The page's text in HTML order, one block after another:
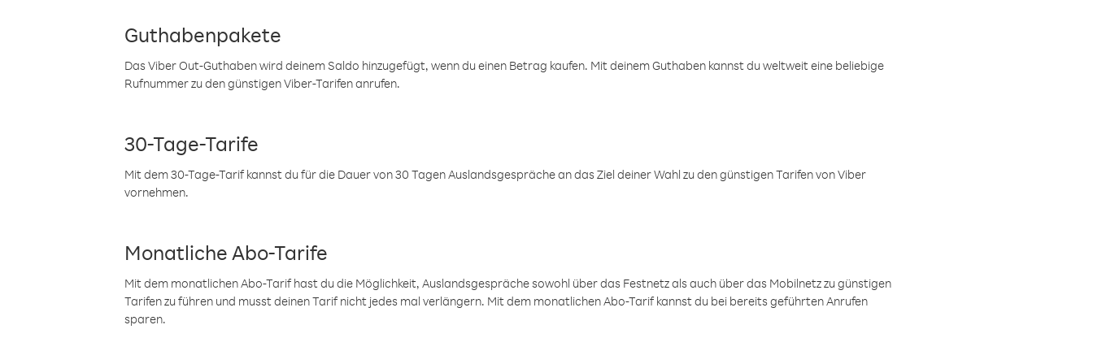
Guthabenpakete
Das Viber Out-Guthaben wird deinem Saldo hinzugefügt, wenn du einen Betrag kaufen. Mit deinem Guthaben kannst du weltweit eine beliebige
Rufnummer zu den günstigen Viber-Tarifen anrufen.
30-Tage-Tarife
Mit dem 30-Tage-Tarif kannst du für die Dauer von 30 Tagen Auslandsgespräche an das Ziel deiner Wahl zu den günstigen Tarifen von Viber
vornehmen.
Monatliche Abo-Tarife
Mit dem monatlichen Abo-Tarif hast du die Möglichkeit, Auslandsgespräche sowohl über das Festnetz als auch über das Mobilnetz zu günstigen
Tarifen zu führen und musst deinen Tarif nicht jedes mal verlängern. Mit dem monatlichen Abo-Tarif kannst du bei bereits geführten Anrufen
sparen.